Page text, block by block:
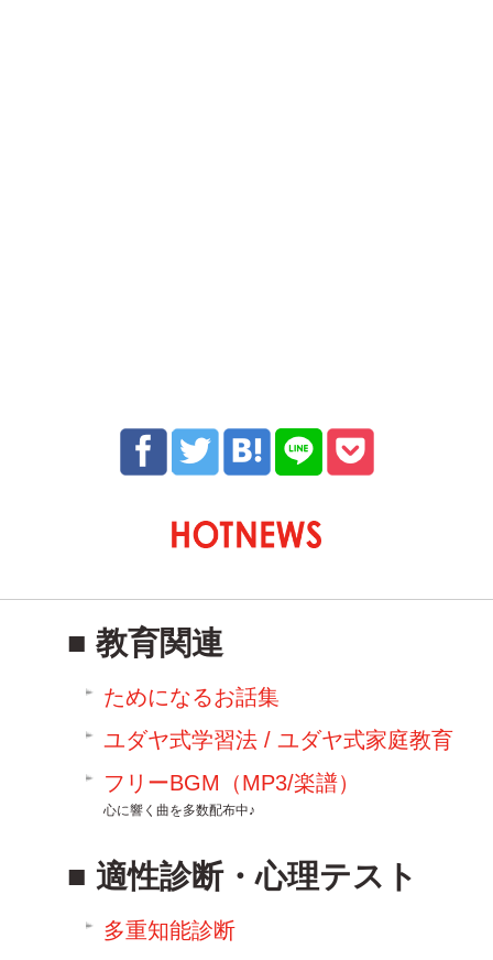
教育関連
ためになるお話集
ユダヤ式学習法 / ユダヤ式家庭教育
フリーBGM（MP3/楽譜）
心に響く曲を多数配布中♪
適性診断・心理テスト
多重知能診断